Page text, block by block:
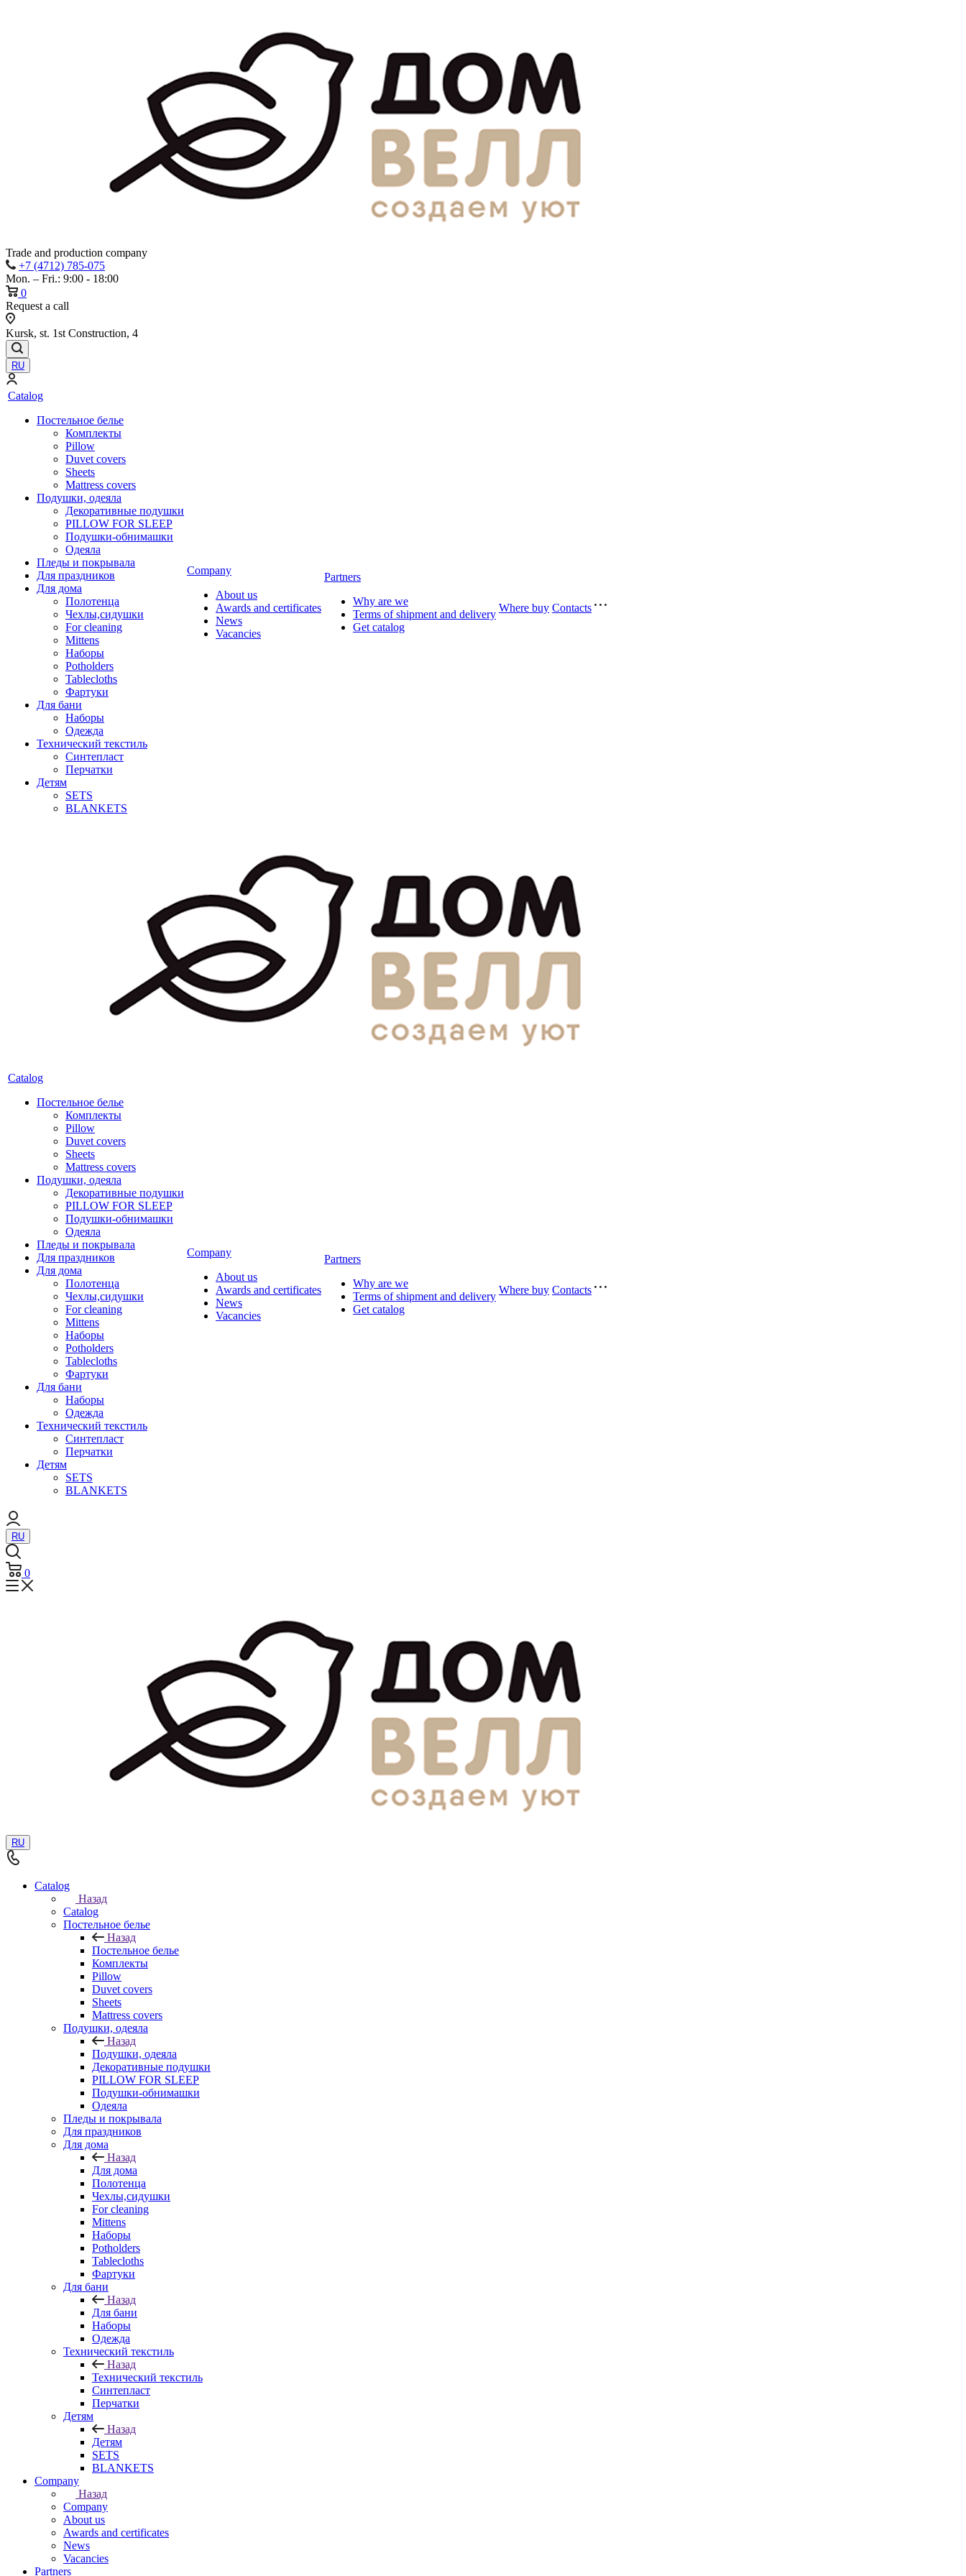
Trade and production company
+7 (4712) 785-075
Mon. – Fri.: 9:00 - 18:00
0
Request a call
Kursk, st. 1st Construction, 4
RU
Catalog
Постельное белье
Комплекты
Pillow
Duvet covers
Sheets
Mattress covers
Подушки, одеяла
Декоративные подушки
PILLOW FOR SLEEP
Подушки-обнимашки
Одеяла
Пледы и покрывала
Для праздников
Для дома
Полотенца
Чехлы,сидушки
For cleaning
Mittens
Наборы
Potholders
Tablecloths
Фартуки
Для бани
Наборы
Одежда
Технический текстиль
Синтепласт
Перчатки
Детям
SETS
BLANKETS
Company
About us
Awards and certificates
News
Vacancies
Partners
Why are we
Terms of shipment and delivery
Get catalog
Where buy Contacts
Catalog
Постельное белье
Комплекты
Pillow
Duvet covers
Sheets
Mattress covers
Подушки, одеяла
Декоративные подушки
PILLOW FOR SLEEP
Подушки-обнимашки
Одеяла
Пледы и покрывала
Для праздников
Для дома
Полотенца
Чехлы,сидушки
For cleaning
Mittens
Наборы
Potholders
Tablecloths
Фартуки
Для бани
Наборы
Одежда
Технический текстиль
Синтепласт
Перчатки
Детям
SETS
BLANKETS
Company
About us
Awards and certificates
News
Vacancies
Partners
Why are we
Terms of shipment and delivery
Get catalog
Where buy Contacts
RU
0
RU
Catalog
Назад
Catalog
Постельное белье
Назад
Постельное белье
Комплекты
Pillow
Duvet covers
Sheets
Mattress covers
Подушки, одеяла
Назад
Подушки, одеяла
Декоративные подушки
PILLOW FOR SLEEP
Подушки-обнимашки
Одеяла
Пледы и покрывала
Для праздников
Для дома
Назад
Для дома
Полотенца
Чехлы,сидушки
For cleaning
Mittens
Наборы
Potholders
Tablecloths
Фартуки
Для бани
Назад
Для бани
Наборы
Одежда
Технический текстиль
Назад
Технический текстиль
Синтепласт
Перчатки
Детям
Назад
Детям
SETS
BLANKETS
Company
Назад
Company
About us
Awards and certificates
News
Vacancies
Partners